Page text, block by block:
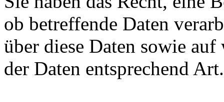
ob betreffende Daten
über diese Daten sowie
der Daten entsprechend